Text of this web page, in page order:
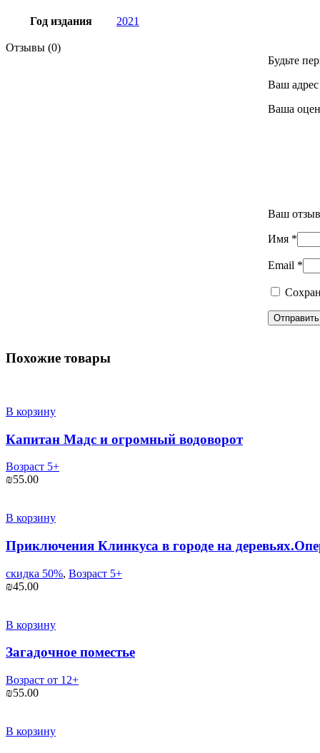
Год издания 2021
Отзывы (0)
Будьте
Ваш адрес
Ваша
Ваш отзыв
Имя *
Email *
Похожие товары
В корзину
Капитан Мадс и огромный водоворот
Возраст 5+
₪55.00
В корзину
Приключения Клинкуса в городе на
скидка 50%, Возраст 5+
₪45.00
В корзину
Загадочное поместье
Возраст от 12+
₪55.00
В корзину